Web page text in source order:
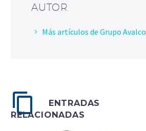
AUTOR
Más artículos de Grupo Avalco
ENTRADAS
RELACIONADAS